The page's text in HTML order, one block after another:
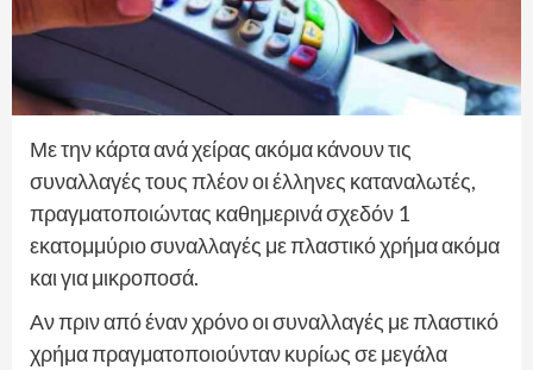
Με την κάρτα ανά χείρας ακόμα κάνουν τις
συναλλαγές τους πλέον οι έλληνες καταναλωτές,
πραγματοποιώντας καθημερινά σχεδόν 1
εκατομμύριο συναλλαγές με πλαστικό χρήμα ακόμα
και για μικροποσά.
Αν πριν από έναν χρόνο οι συναλλαγές με πλαστικό
χρήμα πραγματοποιούνταν κυρίως σε μεγάλα